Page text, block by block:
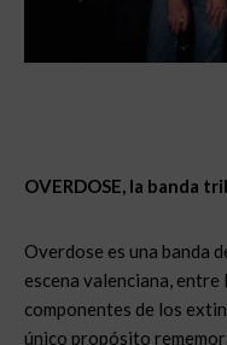
OVERDOSE, la banda
Overdose es una banda
escena valenciana,
componentes de los
único propósito